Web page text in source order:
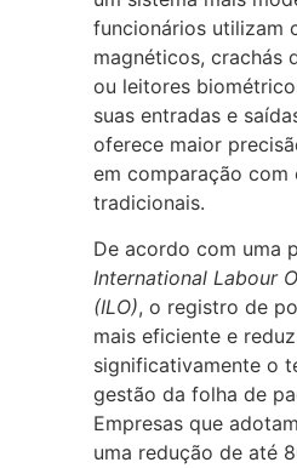
funcionários utilizam
magnéticos, crachás
ou leitores
suas entradas e
oferece maior
em comparação com
tradicionais.
De acordo com uma
International Labour
(ILO), o registro de
mais eficiente e reduz
significativamente o
gestão da folha de
Empresas que
uma redução de até